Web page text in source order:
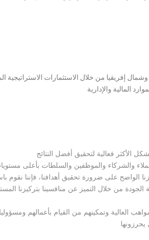
إفريقيا من خلال الاستثمارات الاستراتيجية
المالية والإدارية
الأكثر فعالية لتحقيق أفضل النتائج
والشركاء والموظفين والسلطات بأعلى
الواضح على ضرورة تحقيق أهدافنا، فإننا نقوم
من خلال التميز عن منافسينا بتركيزنا
العالية وتمكينهم من القيام بأعمالهم